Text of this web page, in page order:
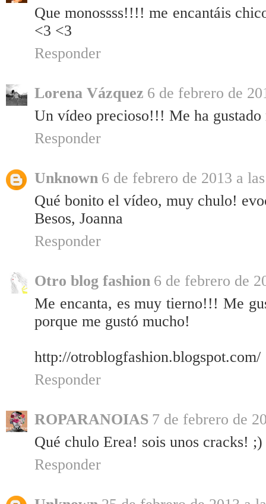
Que monossss!!!! me encantáis
<3 <3
Responder
Lorena Vázquez 6 de febrero de
Un vídeo precioso!!! Me ha
Responder
Unknown 6 de febrero de 2013 a
Qué bonito el vídeo, muy chulo!
Besos, Joanna
Responder
Otro blog fashion 6 de febrero de
Me encanta, es muy tierno!!! Me
porque me gustó mucho!
http://otroblogfashion.blogspot.com/
Responder
ROPARANOIAS 7 de febrero de
Qué chulo Erea! sois unos cracks! ;)
Responder